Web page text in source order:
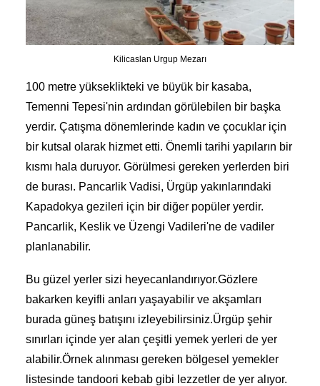
Kilicaslan Urgup Mezarı
100 metre yükseklikteki ve büyük bir kasaba,
Temenni Tepesi'nin ardından görülebilen bir başka
yerdir. Çatışma dönemlerinde kadın ve çocuklar için
bir kutsal olarak hizmet etti. Önemli tarihi yapıların bir
kısmı hala duruyor. Görülmesi gereken yerlerden biri
de burası. Pancarlik Vadisi, Ürgüp yakınlarındaki
Kapadokya gezileri için bir diğer popüler yerdir.
Pancarlik, Keslik ve Üzengi Vadileri'ne de vadiler
planlanabilir.
Bu güzel yerler sizi heyecanlandırıyor.Gözlere
bakarken keyifli anları yaşayabilir ve akşamları
burada güneş batışını izleyebilirsiniz.Ürgüp şehir
sınırları içinde yer alan çeşitli yemek yerleri de yer
alabilir.Örnek alınması gereken bölgesel yemekler
listesinde tandoori kebab gibi lezzetler de yer alıyor.